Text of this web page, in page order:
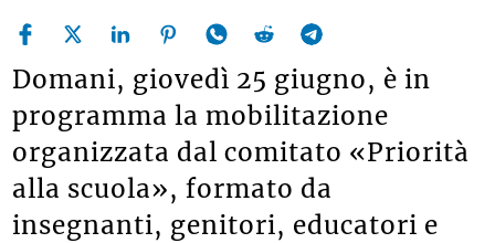
Domani, giovedì 25 giugno, è in
programma la mobilitazione
organizzata dal comitato «Priorità
alla scuola», formato da
insegnanti, genitori, educatori e